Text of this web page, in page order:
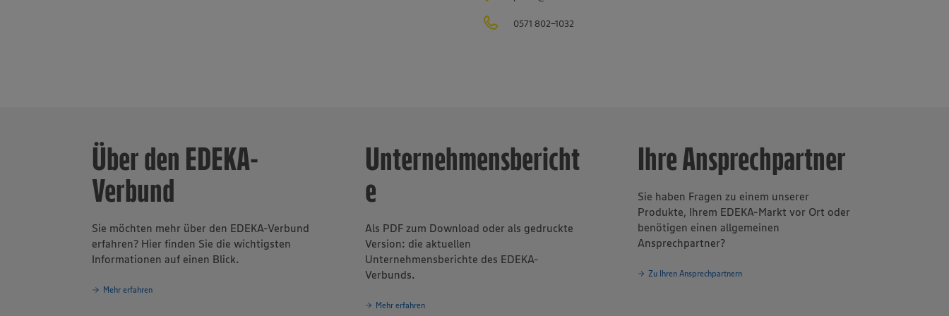
eines der Grundprinzipien des
0571 802-1032
Über den EDEKA-
Verbund
Sie möchten mehr über den EDEKA-Verbund
erfahren? Hier finden Sie die wichtigsten
Informationen auf einen Blick.
Mehr erfahren
Unternehmensbericht
e
Als PDF zum Download oder als gedruckte
Version: die aktuellen
Unternehmensberichte des EDEKA-
Verbunds.
Mehr erfahren
Ihre Ansprechpartner
Sie haben Fragen zu einem unserer
Produkte, Ihrem EDEKA-Markt vor Ort oder
benötigen einen allgemeinen
Ansprechpartner?
Zu Ihren Ansprechpartnern